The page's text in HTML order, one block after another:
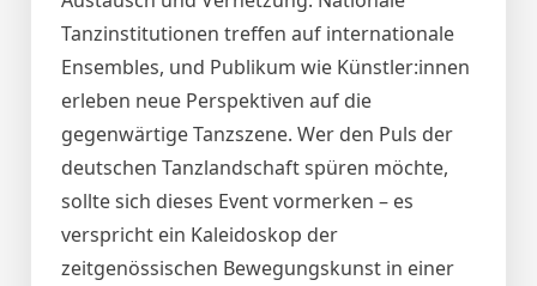
Tanzinstitutionen treffen auf internationale
Ensembles, und Publikum wie Künstler:innen
erleben neue Perspektiven auf die
gegenwärtige Tanzszene. Wer den Puls der
deutschen Tanzlandschaft spüren möchte,
sollte sich dieses Event vormerken – es
verspricht ein Kaleidoskop der
zeitgenössischen Bewegungskunst in einer